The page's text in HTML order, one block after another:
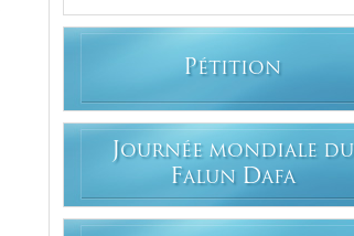
PÉTITION
JOURNÉE MONDIALE DU
FALUN DAFA